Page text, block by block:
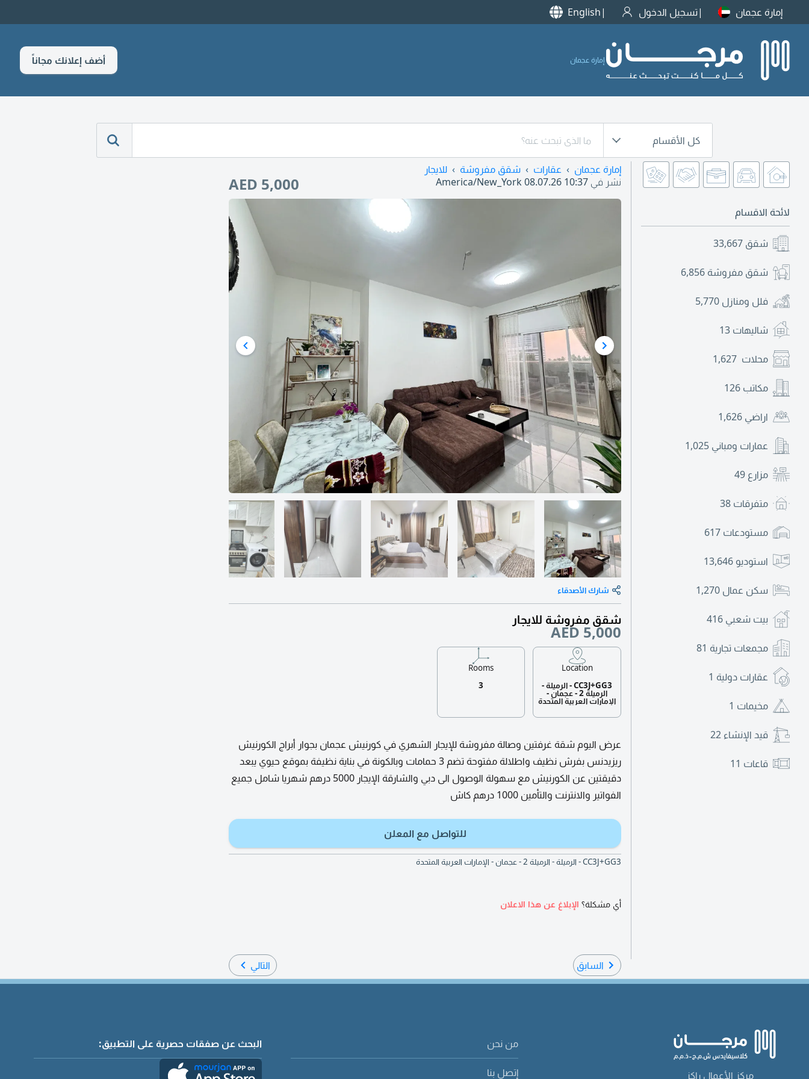
إمارة عجمان تسجيل الدخول English
إمارة عجمان أضف إعلانك مجاناً
كل الأقسام
لائحة الاقسام
شقق 33,667
شقق مفروشة 6,856
فلل ومنازل 5,770
شاليهات 13
محلات 1,627
مكاتب 126
اراضي 1,626
عمارات ومباني 1,025
مزارع 49
متفرقات 38
مستودعات 617
استوديو 13,646
سكن عمال 1,270
بيت شعبي 416
مجمعات تجارية 81
عقارات دولية 1
مخيمات 1
قيد الإنشاء 22
قاعات 11
إمارة عجمان عقارات شقق مفروشة
للايجار
نشر في 08.07.26 10:37
AED 5,000
شارك الأصدقاء
شقق مفروشة للايجار
AED 5,000
Location
CC3J+GG3 - الرميلة -
الرميلة 2 - عجمان -
الإمارات العربية المتحدة
Rooms
3
عرض اليوم شقة غرفتين وصالة مفروشة للإيجار الشهري في كورنيش عجمان بجوار أبراج الكورنيش
ريزيدنس بفرش نظيف واطلالة مفتوحة تضم 3 حمامات وبالكونة في بناية نظيفة بموقع حيوي يبعد
دقيقتين عن الكورنيش مع سهولة الوصول الى دبي والشارقة الإيجار 5000 درهم شهريا شامل جميع
الفواتير والانترنت والتأمين 1000 درهم كاش
للتواصل مع المعلن
CC3J+GG3 - الرميلة - الرميلة 2 - عجمان - الإمارات العربية المتحدة
أي مشكلة؟ الإبلاغ عن هذا الاعلان
السابق التالي
مركز الأعمال راكز
من نحن
إتصل بنا
البحث عن صفقات حصرية على التطبيق: